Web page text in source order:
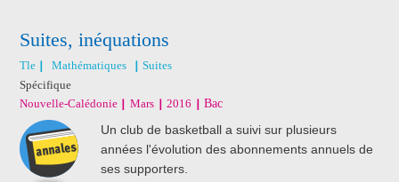
Suites, inéquations
Tle Mathématiques
Suites
Spécifique
Nouvelle-Calédonie
Mars 2016 Bac
Un club de basketball a suivi sur plusieurs
années l'évolution des abonnements annuels de
ses supporters.